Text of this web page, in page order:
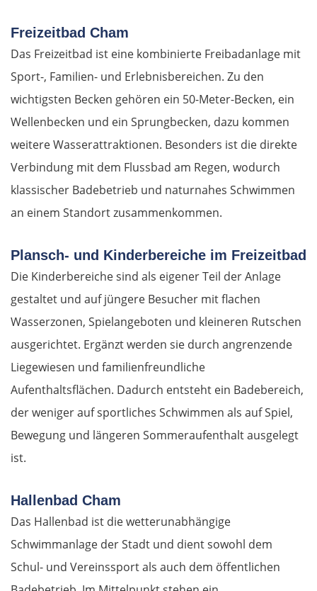
Freizeitbad Cham
Das Freizeitbad ist eine kombinierte Freibadanlage mit
Sport-, Familien- und Erlebnisbereichen. Zu den
wichtigsten Becken gehören ein 50-Meter-Becken, ein
Wellenbecken und ein Sprungbecken, dazu kommen
weitere Wasserattraktionen. Besonders ist die direkte
Verbindung mit dem Flussbad am Regen, wodurch
klassischer Badebetrieb und naturnahes Schwimmen
an einem Standort zusammenkommen.
Plansch- und Kinderbereiche im Freizeitbad
Die Kinderbereiche sind als eigener Teil der Anlage
gestaltet und auf jüngere Besucher mit flachen
Wasserzonen, Spielangeboten und kleineren Rutschen
ausgerichtet. Ergänzt werden sie durch angrenzende
Liegewiesen und familienfreundliche
Aufenthaltsflächen. Dadurch entsteht ein Badebereich,
der weniger auf sportliches Schwimmen als auf Spiel,
Bewegung und längeren Sommeraufenthalt ausgelegt
ist.
Hallenbad Cham
Das Hallenbad ist die wetterunabhängige
Schwimmanlage der Stadt und dient sowohl dem
Schul- und Vereinssport als auch dem öffentlichen